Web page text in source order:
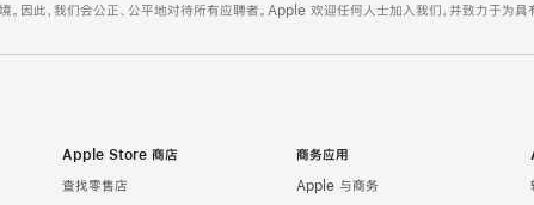
因此，我们会公正、公平地对待所有应聘者。Apple 欢迎任何人士加入我们，并致力于为具
Apple Store 商店
查找零售店
商务应用
Apple 与商务